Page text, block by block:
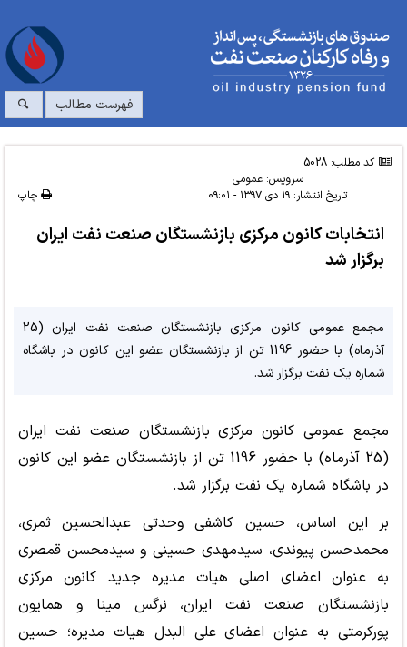
فهرست مطالب
کد مطلب: 5028
سرویس: عمومی
تاریخ انتشار:۱۹ دی ۱۳۹۷ - ۰۹:۰۱ چاپ
انتخابات کانون مرکزی بازنشستگان صنعت نفت ایران
برگزار شد
مجمع عمومی کانون مرکزی بازنشستگان صنعت نفت ایران (25
آذرماه) با حضور 1196 تن از بازنشستگان عضو این کانون در باشگاه
شماره یک نفت برگزار شد.
مجمع عمومی کانون مرکزی بازنشستگان صنعت نفت ایران
(25 آذرماه) با حضور 1196 تن از بازنشستگان عضو این کانون
در باشگاه شماره یک نفت برگزار شد.
بر این اساس، حسین کاشفی وحدتی عبدالحسین ثمری،
محمدحسن پیوندی، سیدمهدی حسینی و سیدمحسن قمصری
به عنوان اعضای اصلی هیات مدیره جدید کانون مرکزی
بازنشستگان صنعت نفت ایران، نرگس مینا و همایون
پورکرمتی به عنوان اعضای علی البدل هیات مدیره؛ حسین